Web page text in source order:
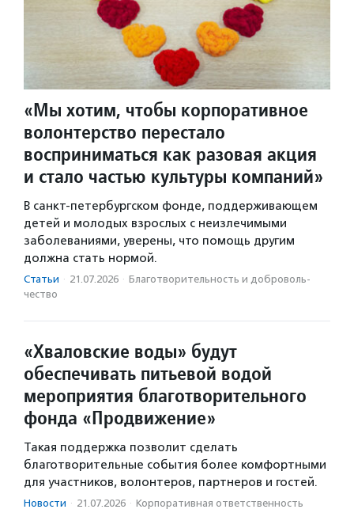
«Мы хотим, чтобы корпоративное
волонтерство перестало
восприниматься как разовая акция
и стало частью культуры компаний»
В санкт-петербургском фонде, поддерживающем
детей и молодых взрослых с неизлечимыми
заболеваниями, уверены, что помощь другим
должна стать нормой.
Статьи · 21.07.2026 · Благотвори­тель­ность и доброволь­
чест­во
«Хваловские воды» будут
обеспечивать питьевой водой
мероприятия благотворительного
фонда «Продвижение»
Такая поддержка позволит сделать
благотворительные события более комфортными
для участников, волонтеров, партнеров и гостей.
Новости · 21.07.2026 · Корпоративная ответственность